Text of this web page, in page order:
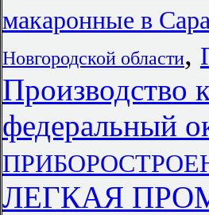
макаронные в
Новгородской области,
Производство
федеральный
ЛЕГКАЯ